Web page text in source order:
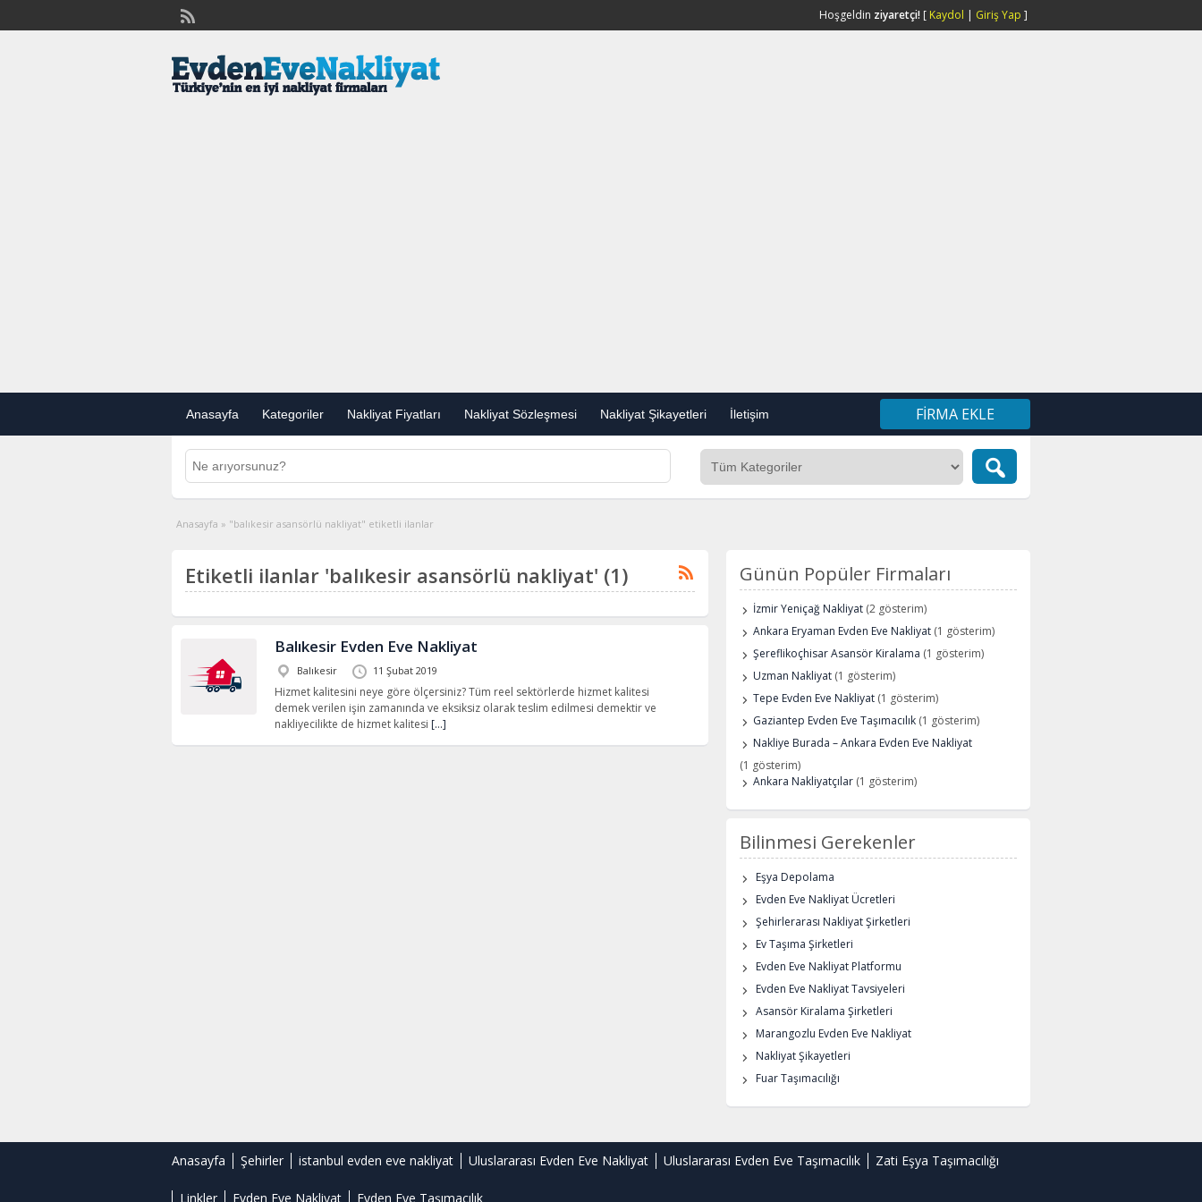
Hoşgeldin ziyaretçi! [ Kaydol | Giriş Yap ]
Anasayfa Kategoriler Nakliyat Fiyatları Nakliyat Sözleşmesi Nakliyat Şikayetleri İletişim FIRMA EKLE
Anasayfa » "balıkesir asansörlü nakliyat" etiketli ilanlar
Etiketli ilanlar 'balıkesir asansörlü nakliyat' (1)
Balıkesir Evden Eve Nakliyat
Balıkesir 11 Şubat 2019
Hizmet kalitesini neye göre ölçersiniz? Tüm reel sektörlerde hizmet kalitesi
demek verilen işin zamanında ve eksiksiz olarak teslim edilmesi demektir ve
nakliyecilikte de hizmet kalitesi […]
Günün Popüler Firmaları
İzmir Yeniçağ Nakliyat (2 gösterim)
Ankara Eryaman Evden Eve Nakliyat (1 gösterim)
Şereflikoçhisar Asansör Kiralama (1 gösterim)
Uzman Nakliyat (1 gösterim)
Tepe Evden Eve Nakliyat (1 gösterim)
Gaziantep Evden Eve Taşımacılık (1 gösterim)
Nakliye Burada – Ankara Evden Eve Nakliyat
(1 gösterim)
Ankara Nakliyatçılar (1 gösterim)
Bilinmesi Gerekenler
Eşya Depolama
Evden Eve Nakliyat Ücretleri
Şehirlerarası Nakliyat Şirketleri
Ev Taşıma Şirketleri
Evden Eve Nakliyat Platformu
Evden Eve Nakliyat Tavsiyeleri
Asansör Kiralama Şirketleri
Marangozlu Evden Eve Nakliyat
Nakliyat Şikayetleri
Fuar Taşımacılığı
Anasayfa Şehirler istanbul evden eve nakliyat Uluslararası Evden Eve Nakliyat Uluslararası Evden Eve Taşımacılık Zati Eşya Taşımacılığı
Linkler Evden Eve Nakliyat Evden Eve Taşımacılık